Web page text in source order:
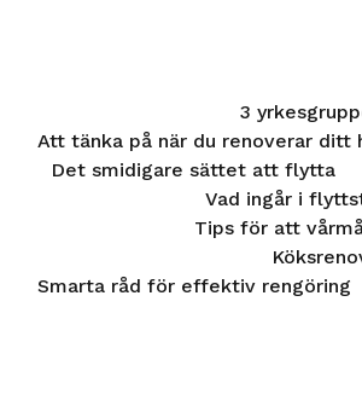
3
Att tänka på när du renoverar ditt
Det smidigare sättet att flytta
Vad ingår i
Tips för att
Smarta råd för effektiv rengöring